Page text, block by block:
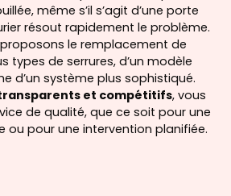
même s’il s’agit d’une porte
résout rapidement le problème.
le remplacement de
types de serrures, d’un modèle
d’un système plus sophistiqué.
et compétitifs, vous
de qualité, que ce soit pour une
ou pour une intervention planifiée.